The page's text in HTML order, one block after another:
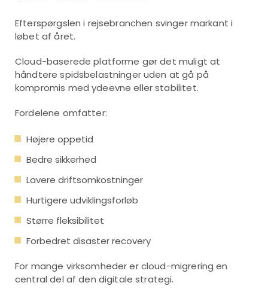
Efterspørgslen i rejsebranchen svinger markant i
løbet af året.
Cloud-baserede platforme gør det muligt at
håndtere spidsbelastninger uden at gå på
kompromis med ydeevne eller stabilitet.
Fordelene omfatter:
Højere oppetid
Bedre sikkerhed
Lavere driftsomkostninger
Hurtigere udviklingsforløb
Større fleksibilitet
Forbedret disaster recovery
For mange virksomheder er cloud-migrering en
central del af den digitale strategi.